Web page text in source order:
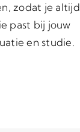
zodat je altijd
past bij jouw
en studie.